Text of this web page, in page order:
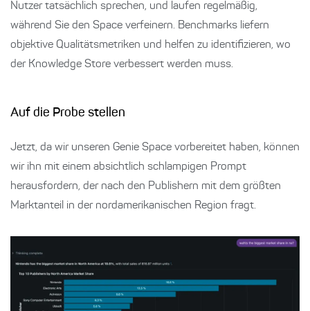
Nutzer tatsächlich sprechen, und laufen regelmäßig,
während Sie den Space verfeinern. Benchmarks liefern
objektive Qualitätsmetriken und helfen zu identifizieren, wo
der Knowledge Store verbessert werden muss.
Auf die Probe stellen
Jetzt, da wir unseren Genie Space vorbereitet haben, können
wir ihn mit einem absichtlich schlampigen Prompt
herausfordern, der nach den Publishern mit dem größten
Marktanteil in der nordamerikanischen Region fragt.